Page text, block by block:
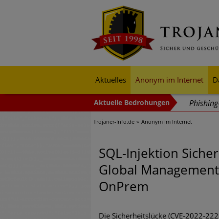
Aktuelles Anonym im Internet
Trends
mehr
Trojaner-Info.de Anonym im Internet
SQL-Injektion
Global
OnPrem
Die Sicherheitslücke (CVE-2022-